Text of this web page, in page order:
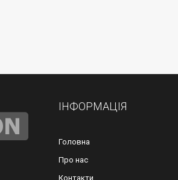
ІНФОРМАЦІЯ
Головна
Про нас
Контакти